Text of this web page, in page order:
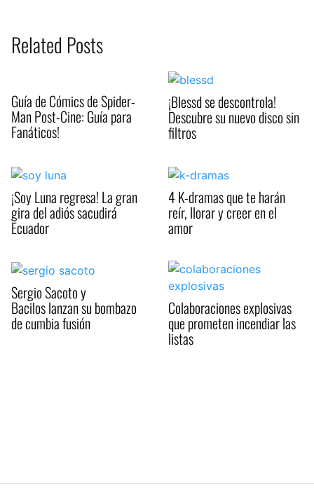
Related Posts
Guía de Cómics de Spider-
Man Post-Cine: Guía para
Fanáticos!
¡Blessd se descontrola!
Descubre su nuevo disco sin
filtros
¡Soy Luna regresa! La gran
gira del adiós sacudirá
Ecuador
4 K-dramas que te harán
reír, llorar y creer en el
amor
Sergio Sacoto y
Bacilos lanzan su bombazo
de cumbia fusión
Colaboraciones explosivas
que prometen incendiar las
listas